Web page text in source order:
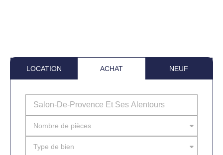
LOCATION ACHAT NEUF
Nombre de pièces
Type de bien